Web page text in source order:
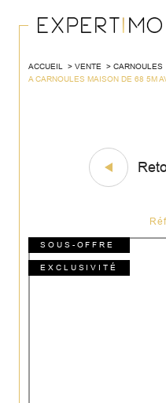
ACCUEIL VENTE CARNOULES
A CARNOULES MAISON DE 68 5M
SOUS-OFFRE
EXCLUSIVITÉ